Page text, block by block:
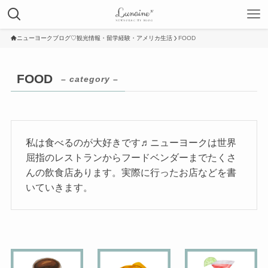
ニューヨークブログ♡観光情報・留学経験・アメリカ生活 FOOD
FOOD – category –
私は食べるのが大好きです♬ニューヨークは世界
屈指のレストランからフードベンダーまでたくさ
んの飲食店あります。実際に行ったお店などを書
いていきます。